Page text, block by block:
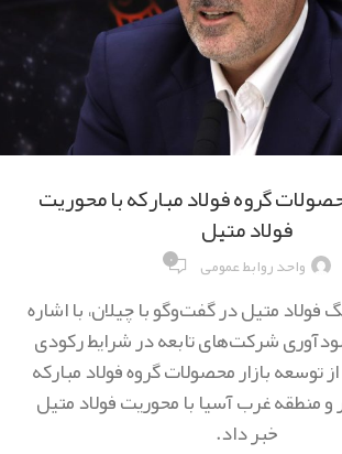
گروه فولاد مبارکه با محوریت
فولاد متیل
واحد روابط عمومی ۰
متیل در گفت‌وگو با چیلان، با اشاره
شرکت‌های تابعه در شرایط رکودی
از توسعه بازار محصولات گروه فولاد مبارکه
منطقه غرب آسیا با محوریت فولاد متیل
خبر داد.